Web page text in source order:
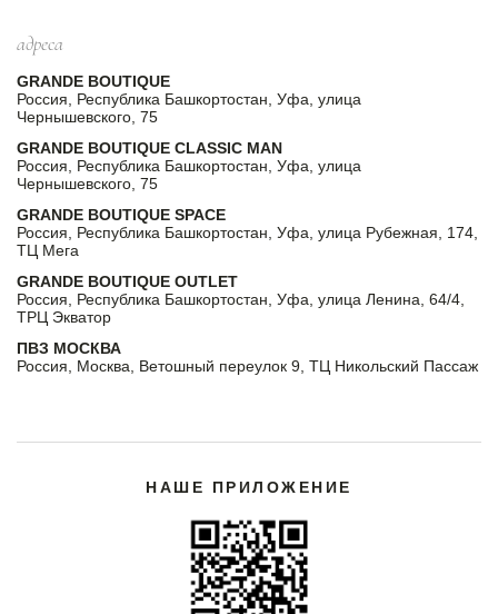
адреса
GRANDE BOUTIQUE
Россия, Республика Башкортостан, Уфа, улица
Чернышевского, 75
GRANDE BOUTIQUE CLASSIC MAN
Россия, Республика Башкортостан, Уфа, улица
Чернышевского, 75
GRANDE BOUTIQUE SPACE
Россия, Республика Башкортостан, Уфа, улица Рубежная, 174,
ТЦ Мега
GRANDE BOUTIQUE OUTLET
Россия, Республика Башкортостан, Уфа, улица Ленина, 64/4,
ТРЦ Экватор
ПВЗ МОСКВА
Россия, Москва, Ветошный переулок 9, ТЦ Никольский Пассаж
НАШЕ ПРИЛОЖЕНИЕ